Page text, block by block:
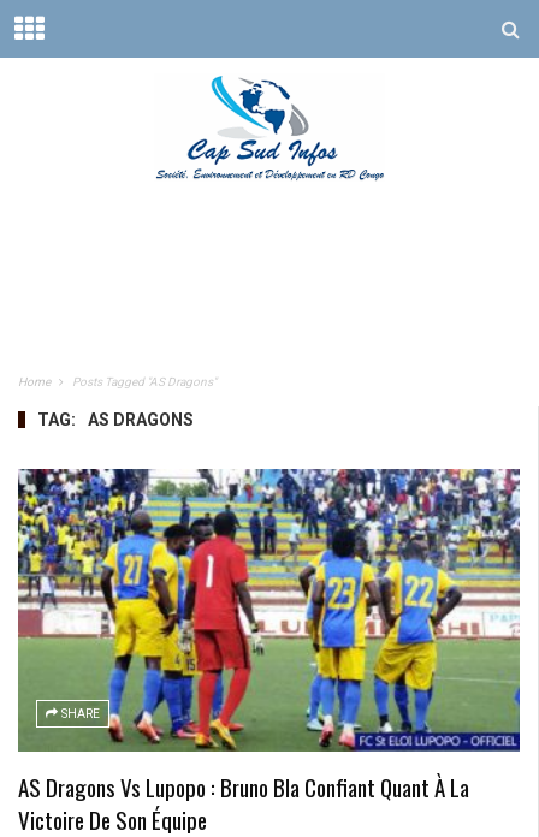
Home Posts Tagged "AS Dragons"
TAG: AS DRAGONS
SHARE
AS Dragons Vs Lupopo : Bruno Bla Confiant Quant À La
Victoire De Son Équipe